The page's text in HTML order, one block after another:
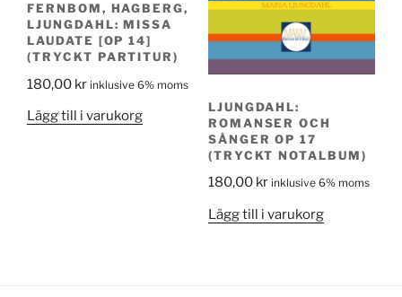
FERNBOM, HAGBERG,
LJUNGDAHL: MISSA
LAUDATE [OP 14]
(TRYCKT PARTITUR)
180,00 kr inklusive 6% moms
Lägg till i varukorg
LJUNGDAHL:
ROMANSER OCH
SÅNGER OP 17
(TRYCKT NOTALBUM)
180,00 kr inklusive 6% moms
Lägg till i varukorg